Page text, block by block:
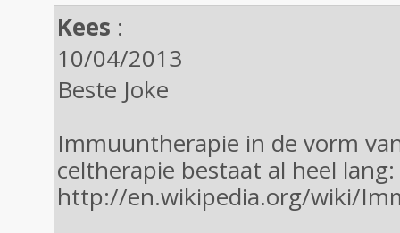
Kees :
10/04/2013
Beste Joke
Immuuntherapie in de vorm
celtherapie bestaat al heel
http://en.wikipedia.org/wiki/